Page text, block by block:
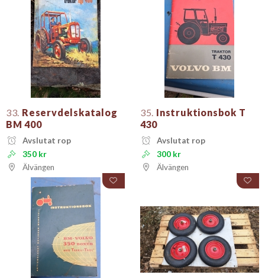
33. Reservdelskatalog
BM 400
Avslutat rop
350 kr
Älvängen
35. Instruktionsbok T
430
Avslutat rop
300 kr
Älvängen